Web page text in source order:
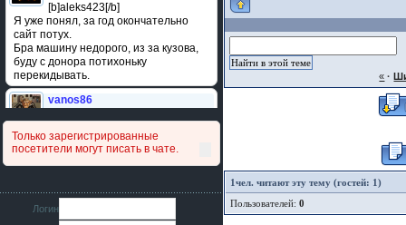
[b]aleks423[/b]
Я уже понял, за год окончательно
сайт потух.
Бра машину недорого, из за кузова,
буду с донора потихоньку
перекидывать.
vanos86
сравнивал подушку акпп бензиновой и
дизельной машины намера
4578063AG и 4578061AG? По фото
iMrCoffeeBLR4
11 июля 2026
Только зарегистрированные
посетители могут писать в чате.
Логин
« ·
1чел. читают эту тему (гостей: 1)
Пользователей:0